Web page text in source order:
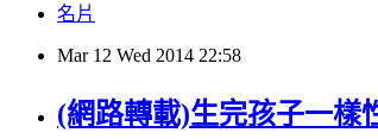
名片
Mar 12 Wed 2014 22:58
(網路轉載)生完孩子一樣